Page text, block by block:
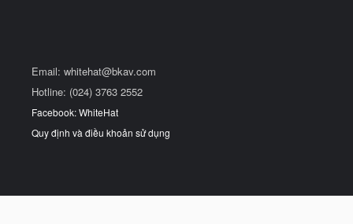
Email: whitehat@bkav.com
Hotline: (024) 3763 2552
Facebook: WhiteHat
Quy định và điều khoản sử dụng